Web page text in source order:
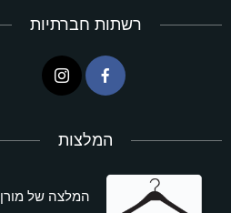
רשתות חברתיות
המלצות
המלצה של מורן